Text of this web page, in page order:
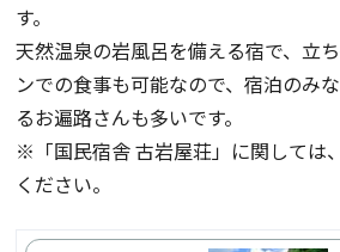
す。
天然温泉の岩風呂を備える宿で、立
ンでの食事も可能なので、宿泊のみ
るお遍路さんも多いです。
※「国民宿舎 古岩屋荘」に関しては
ください。